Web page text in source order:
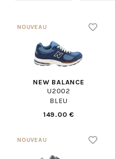
NEW BALANCE
U2002
BLEU
149.00 €